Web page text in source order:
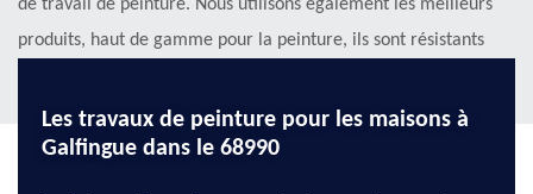
de travail de peinture. Nous utilisons également les meilleurs
produits, haut de gamme pour la peinture, ils sont résistants
Les travaux de peinture pour les maisons à
Galfingue dans le 68990